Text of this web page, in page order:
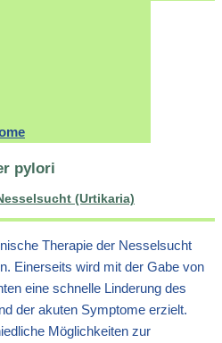
pylori
(Urtikaria)
Therapie der Nesselsucht
Einerseits wird mit der Gabe von
eine schnelle Linderung des
der akuten Symptome erzielt.
Möglichkeiten zur